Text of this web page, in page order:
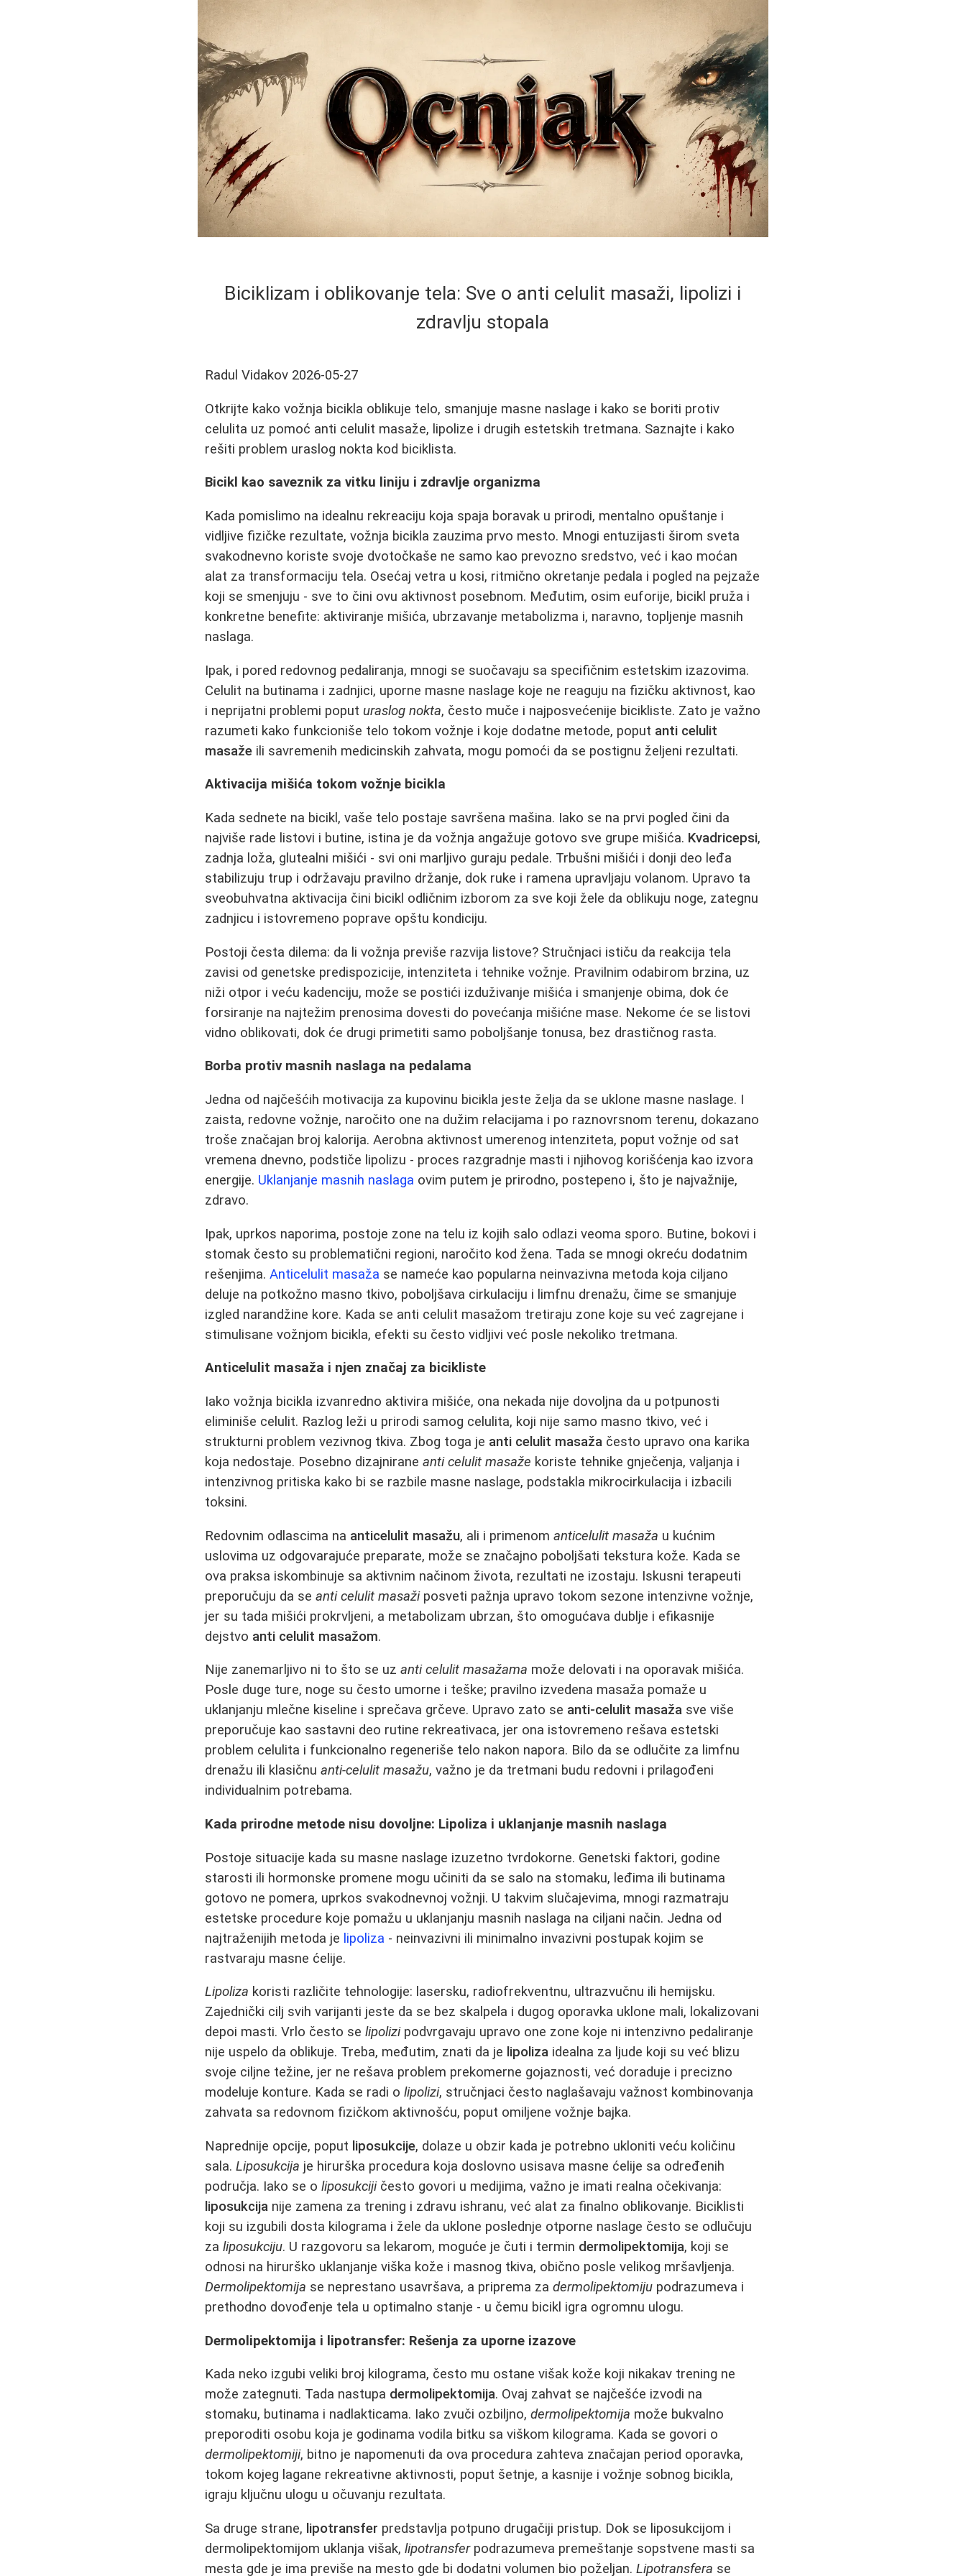
Biciklizam i oblikovanje tela: Sve o anti celulit masaži, lipolizi i
zdravlju stopala
Radul Vidakov 2026-05-27
Otkrijte kako vožnja bicikla oblikuje telo, smanjuje masne naslage i kako se boriti protiv
celulita uz pomoć anti celulit masaže, lipolize i drugih estetskih tretmana. Saznajte i kako
rešiti problem uraslog nokta kod biciklista.
Bicikl kao saveznik za vitku liniju i zdravlje organizma
Kada pomislimo na idealnu rekreaciju koja spaja boravak u prirodi, mentalno opuštanje i
vidljive fizičke rezultate, vožnja bicikla zauzima prvo mesto. Mnogi entuzijasti širom sveta
svakodnevno koriste svoje dvotočkaše ne samo kao prevozno sredstvo, već i kao moćan
alat za transformaciju tela. Osećaj vetra u kosi, ritmično okretanje pedala i pogled na pejzaže
koji se smenjuju - sve to čini ovu aktivnost posebnom. Međutim, osim euforije, bicikl pruža i
konkretne benefite: aktiviranje mišića, ubrzavanje metabolizma i, naravno, topljenje masnih
naslaga.
Ipak, i pored redovnog pedaliranja, mnogi se suočavaju sa specifičnim estetskim izazovima.
Celulit na butinama i zadnjici, uporne masne naslage koje ne reaguju na fizičku aktivnost, kao
i neprijatni problemi poput uraslog nokta, često muče i najposvećenije bicikliste. Zato je važno
razumeti kako funkcioniše telo tokom vožnje i koje dodatne metode, poput anti celulit
masaže ili savremenih medicinskih zahvata, mogu pomoći da se postignu željeni rezultati.
Aktivacija mišića tokom vožnje bicikla
Kada sednete na bicikl, vaše telo postaje savršena mašina. Iako se na prvi pogled čini da
najviše rade listovi i butine, istina je da vožnja angažuje gotovo sve grupe mišića. Kvadricepsi,
zadnja loža, glutealni mišići - svi oni marljivo guraju pedale. Trbušni mišići i donji deo leđa
stabilizuju trup i održavaju pravilno držanje, dok ruke i ramena upravljaju volanom. Upravo ta
sveobuhvatna aktivacija čini bicikl odličnim izborom za sve koji žele da oblikuju noge, zategnu
zadnjicu i istovremeno poprave opštu kondiciju.
Postoji česta dilema: da li vožnja previše razvija listove? Stručnjaci ističu da reakcija tela
zavisi od genetske predispozicije, intenziteta i tehnike vožnje. Pravilnim odabirom brzina, uz
niži otpor i veću kadenciju, može se postići izduživanje mišića i smanjenje obima, dok će
forsiranje na najtežim prenosima dovesti do povećanja mišićne mase. Nekome će se listovi
vidno oblikovati, dok će drugi primetiti samo poboljšanje tonusa, bez drastičnog rasta.
Borba protiv masnih naslaga na pedalama
Jedna od najčešćih motivacija za kupovinu bicikla jeste želja da se uklone masne naslage. I
zaista, redovne vožnje, naročito one na dužim relacijama i po raznovrsnom terenu, dokazano
troše značajan broj kalorija. Aerobna aktivnost umerenog intenziteta, poput vožnje od sat
vremena dnevno, podstiče lipolizu - proces razgradnje masti i njihovog korišćenja kao izvora
energije. Uklanjanje masnih naslaga ovim putem je prirodno, postepeno i, što je najvažnije,
zdravo.
Ipak, uprkos naporima, postoje zone na telu iz kojih salo odlazi veoma sporo. Butine, bokovi i
stomak često su problematični regioni, naročito kod žena. Tada se mnogi okreću dodatnim
rešenjima.Anticelulit masaža se nameće kao popularna neinvazivna metoda koja ciljano
deluje na potkožno masno tkivo, poboljšava cirkulaciju i limfnu drenažu, čime se smanjuje
izgled narandžine kore. Kada se anti celulit masažom tretiraju zone koje su već zagrejane i
stimulisane vožnjom bicikla, efekti su često vidljivi već posle nekoliko tretmana.
Anticelulit masaža i njen značaj za bicikliste
Iako vožnja bicikla izvanredno aktivira mišiće, ona nekada nije dovoljna da u potpunosti
eliminiše celulit. Razlog leži u prirodi samog celulita, koji nije samo masno tkivo, već i
strukturni problem vezivnog tkiva. Zbog toga je anti celulit masaža često upravo ona karika
koja nedostaje. Posebno dizajniraneanti celulit masaže koriste tehnike gnječenja, valjanja i
intenzivnog pritiska kako bi se razbile masne naslage, podstakla mikrocirkulacija i izbacili
toksini.
Redovnim odlascima na anticelulit masažu, ali i primenomanticelulit masaža u kućnim
uslovima uz odgovarajuće preparate, može se značajno poboljšati tekstura kože. Kada se
ova praksa iskombinuje sa aktivnim načinom života, rezultati ne izostaju. Iskusni terapeuti
preporučuju da seanti celulit masažiposveti pažnja upravo tokom sezone intenzivne vožnje,
jer su tada mišići prokrvljeni, a metabolizam ubrzan, što omogućava dublje i efikasnije
dejstvo anti celulit masažom.
Nije zanemarljivo ni to što se uzanti celulit masažama može delovati i na oporavak mišića.
Posle duge ture, noge su često umorne i teške; pravilno izvedena masaža pomaže u
uklanjanju mlečne kiseline i sprečava grčeve. Upravo zato se anti-celulit masaža sve više
preporučuje kao sastavni deo rutine rekreativaca, jer ona istovremeno rešava estetski
problem celulita i funkcionalno regeneriše telo nakon napora. Bilo da se odlučite za limfnu
drenažu ili klasičnuanti-celulit masažu, važno je da tretmani budu redovni i prilagođeni
individualnim potrebama.
Kada prirodne metode nisu dovoljne: Lipoliza i uklanjanje masnih naslaga
Postoje situacije kada su masne naslage izuzetno tvrdokorne. Genetski faktori, godine
starosti ili hormonske promene mogu učiniti da se salo na stomaku, leđima ili butinama
gotovo ne pomera, uprkos svakodnevnoj vožnji. U takvim slučajevima, mnogi razmatraju
estetske procedure koje pomažu u uklanjanju masnih naslaga na ciljani način. Jedna od
najtraženijih metoda je lipoliza - neinvazivni ili minimalno invazivni postupak kojim se
rastvaraju masne ćelije.
Lipoliza koristi različite tehnologije: lasersku, radiofrekventnu, ultrazvučnu ili hemijsku.
Zajednički cilj svih varijanti jeste da se bez skalpela i dugog oporavka uklone mali, lokalizovani
depoi masti. Vrlo često selipolizipodvrgavaju upravo one zone koje ni intenzivno pedaliranje
nije uspelo da oblikuje. Treba, međutim, znati da je lipoliza idealna za ljude koji su već blizu
svoje ciljne težine, jer ne rešava problem prekomerne gojaznosti, već doraduje i precizno
modeluje konture. Kada se radi olipolizi, stručnjaci često naglašavaju važnost kombinovanja
zahvata sa redovnom fizičkom aktivnošću, poput omiljene vožnje bajka.
Naprednije opcije, poput liposukcije, dolaze u obzir kada je potrebno ukloniti veću količinu
sala.Liposukcija je hirurška procedura koja doslovno usisava masne ćelije sa određenih
područja. Iako se oliposukcijičesto govori u medijima, važno je imati realna očekivanja:
liposukcija nije zamena za trening i zdravu ishranu, već alat za finalno oblikovanje. Biciklisti
koji su izgubili dosta kilograma i žele da uklone poslednje otporne naslage često se odlučuju
zaliposukciju. U razgovoru sa lekarom, moguće je čuti i termin dermolipektomija, koji se
odnosi na hirurško uklanjanje viška kože i masnog tkiva, obično posle velikog mršavljenja.
Dermolipektomija se neprestano usavršava, a priprema zadermolipektomiju podrazumeva i
prethodno dovođenje tela u optimalno stanje - u čemu bicikl igra ogromnu ulogu.
Dermolipektomija i lipotransfer: Rešenja za uporne izazove
Kada neko izgubi veliki broj kilograma, često mu ostane višak kože koji nikakav trening ne
može zategnuti. Tada nastupa dermolipektomija. Ovaj zahvat se najčešće izvodi na
stomaku, butinama i nadlakticama. Iako zvuči ozbiljno,dermolipektomija može bukvalno
preporoditi osobu koja je godinama vodila bitku sa viškom kilograma. Kada se govori o
dermolipektomiji, bitno je napomenuti da ova procedura zahteva značajan period oporavka,
tokom kojeg lagane rekreativne aktivnosti, poput šetnje, a kasnije i vožnje sobnog bicikla,
igraju ključnu ulogu u očuvanju rezultata.
Sa druge strane, lipotransfer predstavlja potpuno drugačiji pristup. Dok se liposukcijom i
dermolipektomijom uklanja višak,lipotransferpodrazumeva premeštanje sopstvene masti sa
mesta gde je ima previše na mesto gde bi dodatni volumen bio poželjan.Lipotransfera se